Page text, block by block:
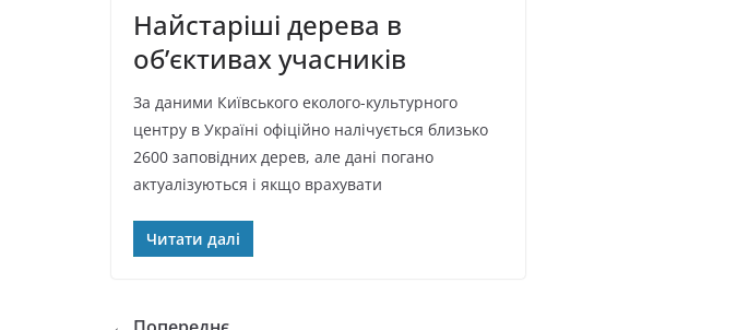
Найстаріші дерева в
об’єктивах учасників
За даними Київського еколого-культурного
центру в Україні офіційно налічується близько
2600 заповідних дерев, але дані погано
актуалізуються і якщо врахувати
Читати далі